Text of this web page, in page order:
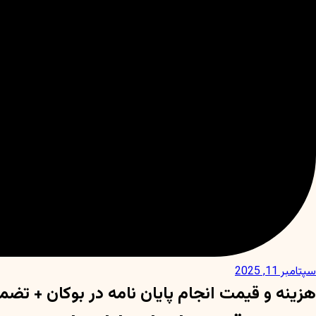
سپتامبر 11, 2025
هزینه و قیمت انجام پایان نامه در بوکان +